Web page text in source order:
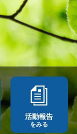
活動報告
をみる